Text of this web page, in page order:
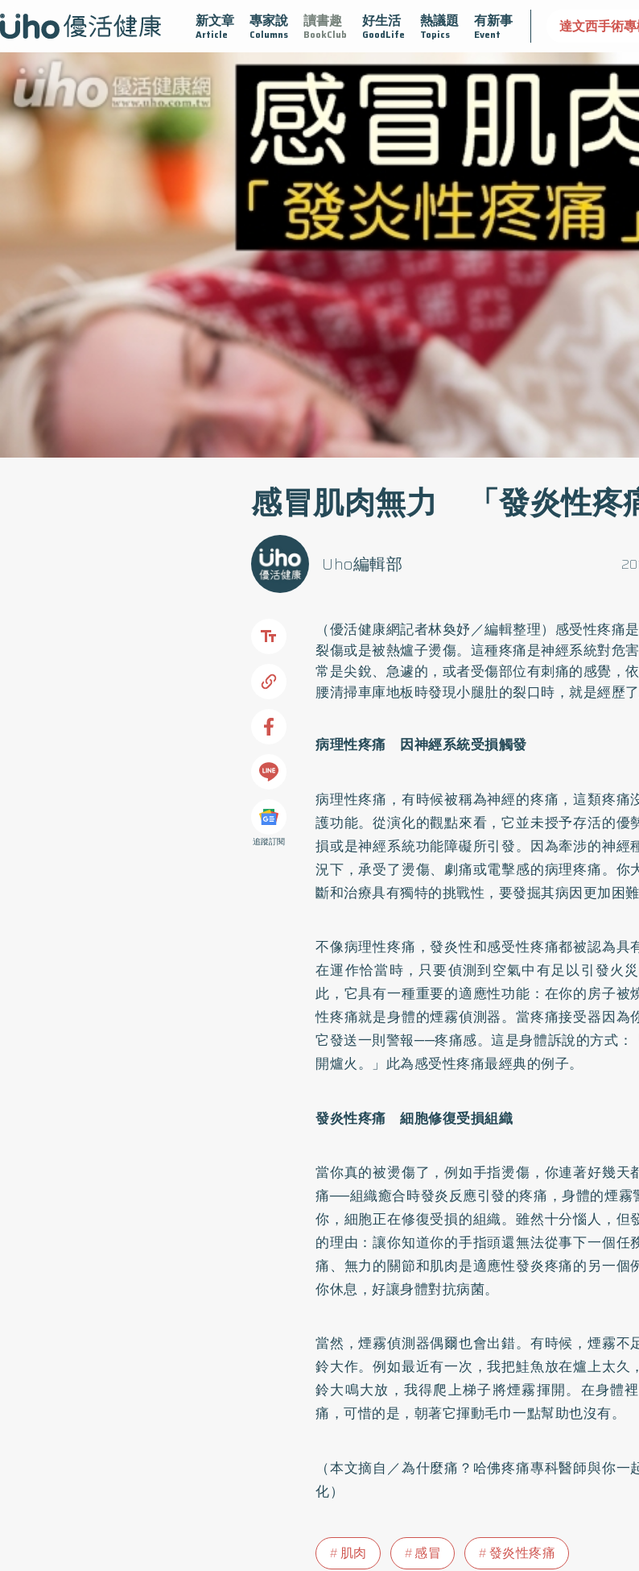
新文章
Article
專家說
Columns
讀書趣
BookClub
好生活
GoodLife
熱議題
Topics
有新事
Event
疫情保衛戰 再生醫學 愛的未來視 認識攝護腺肥大 守護骨骼健康 達文西手術專欄 2025植牙指
感冒肌肉無力 「發炎性疼
Uho編輯部
追蹤訂閱
（優活健康網記者林奐妤／編輯整理）感受性疼痛
裂傷或是被熱爐子燙傷。這種疼痛是神經系統對危
常是尖銳、急遽的，或者受傷部位有刺痛的感覺，
腰清掃車庫地板時發現小腿肚的裂口時，就是經歷
病理性疼痛 因神經系統受損觸發
病理性疼痛，有時候被稱為神經的疼痛，這類疼痛
護功能。從演化的觀點來看，它並未授予存活的優
損或是神經系統功能障礙所引發。因為牽涉的神經
況下，承受了燙傷、劇痛或電擊感的病理疼痛。你
斷和治療具有獨特的挑戰性，要發掘其病因更加困難
不像病理性疼痛，發炎性和感受性疼痛都被認為具
在運作恰當時，只要偵測到空氣中有足以引發火
此，它具有一種重要的適應性功能：在你的房子被
性疼痛就是身體的煙霧偵測器。當疼痛接受器因為
它發送一則警報──疼痛感。這是身體訴說的方式
開爐火。」此為感受性疼痛最經典的例子。
發炎性疼痛 細胞修復受損組織
當你真的被燙傷了，例如手指燙傷，你連著好幾天
痛──組織癒合時發炎反應引發的疼痛，身體的煙霧
你，細胞正在修復受損的組織。雖然十分惱人，但
的理由：讓你知道你的手指頭還無法從事下一個任
痛、無力的關節和肌肉是適應性發炎疼痛的另一個
你休息，好讓身體對抗病菌。
當然，煙霧偵測器偶爾也會出錯。有時候，煙霧不
鈴大作。例如最近有一次，我把鮭魚放在爐上太久
鈴大鳴大放，我得爬上梯子將煙霧揮開。在身體
痛，可惜的是，朝著它揮動毛巾一點幫助也沒有。
（本文摘自／為什麼痛？哈佛疼痛專科醫師與你
化）
肌肉 感冒 發炎性疼痛